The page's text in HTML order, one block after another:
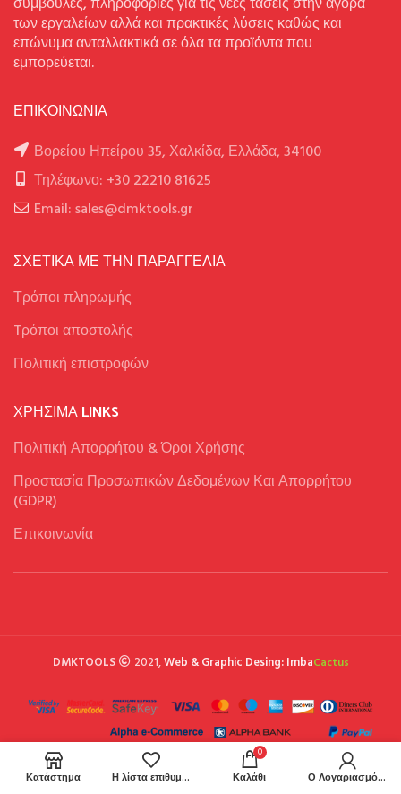
συμβουλές, πληροφορίες για τις νέες τάσεις στην αγορά
των εργαλείων αλλά και πρακτικές λύσεις καθώς και
επώνυμα ανταλλακτικά σε όλα τα προϊόντα που
εμπορεύεται.
ΕΠΙΚΟΙΝΩΝΙΑ
Βορείου Ηπείρου 35, Χαλκίδα, Ελλάδα, 34100
Τηλέφωνο: +30 22210 81625
Email: sales@dmktools.gr
ΣΧΕΤΙΚΑ ΜΕ ΤΗΝ ΠΑΡΑΓΓΕΛΙΑ
Τρόποι πληρωμής
Tρόποι αποστολής
Πολιτική επιστροφών
ΧΡΉΣΙΜΑ LINKS
Πολιτική Απορρήτου & Όροι Χρήσης
Προστασία Προσωπικών Δεδομένων Και Απορρήτου
(GDPR)
Επικοινωνία
DMKTOOLS 2021,Web & Graphic Desing: ImbaCactus
Κατάστημα Η λίστα επιθυμιών μου
0
Καλάθι Ο Λογαριασμός μου